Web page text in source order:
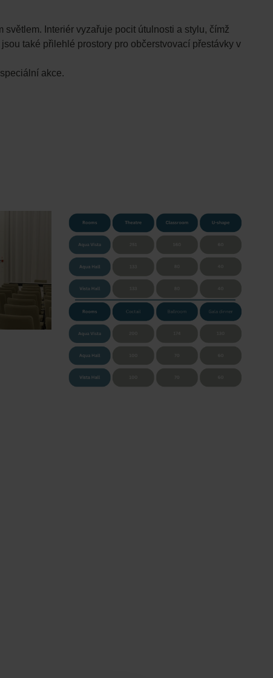
Interiér vyzařuje pocit útulnosti a stylu, čímž
také přilehlé prostory pro občerstvovací přestávky v
akce.